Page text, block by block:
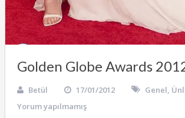
Golden Globe Awards
Betül 17/01/2012 Genel,
Yorum yapılmamış